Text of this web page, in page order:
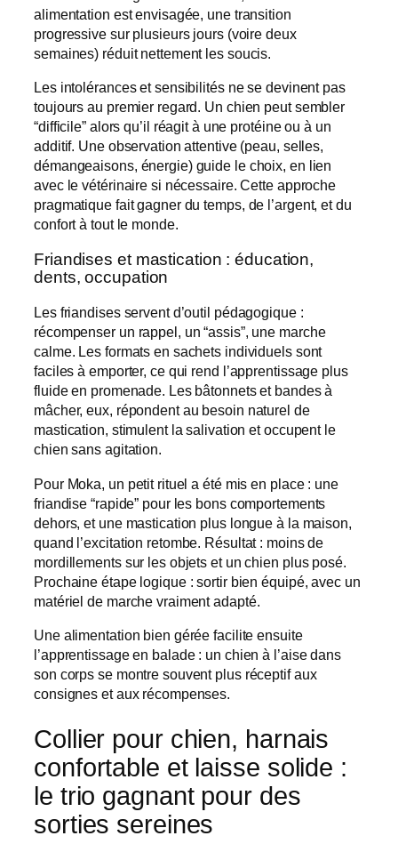
alimentation est envisagée, une transition
progressive sur plusieurs jours (voire deux
semaines) réduit nettement les soucis.
Les intolérances et sensibilités ne se devinent pas
toujours au premier regard. Un chien peut sembler
“difficile” alors qu’il réagit à une protéine ou à un
additif. Une observation attentive (peau, selles,
démangeaisons, énergie) guide le choix, en lien
avec le vétérinaire si nécessaire. Cette approche
pragmatique fait gagner du temps, de l’argent, et du
confort à tout le monde.
Friandises et mastication : éducation,
dents, occupation
Les friandises servent d’outil pédagogique :
récompenser un rappel, un “assis”, une marche
calme. Les formats en sachets individuels sont
faciles à emporter, ce qui rend l’apprentissage plus
fluide en promenade. Les bâtonnets et bandes à
mâcher, eux, répondent au besoin naturel de
mastication, stimulent la salivation et occupent le
chien sans agitation.
Pour Moka, un petit rituel a été mis en place : une
friandise “rapide” pour les bons comportements
dehors, et une mastication plus longue à la maison,
quand l’excitation retombe. Résultat : moins de
mordillements sur les objets et un chien plus posé.
Prochaine étape logique : sortir bien équipé, avec un
matériel de marche vraiment adapté.
Une alimentation bien gérée facilite ensuite
l’apprentissage en balade : un chien à l’aise dans
son corps se montre souvent plus réceptif aux
consignes et aux récompenses.
Collier pour chien, harnais
confortable et laisse solide :
le trio gagnant pour des
sorties sereines